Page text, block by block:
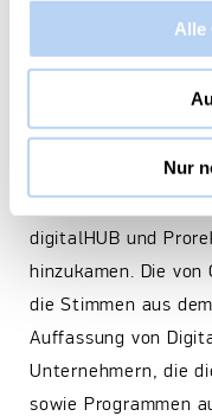
Alle
Nur
die
vorhergehenden
des Bundesverband
CEO der Dialego AG,
Vorstandsmitglied
digitalHUB und
hinzukamen. Die von
die Stimmen aus
Auffassung von
Unternehmern, die
sowie Programmen